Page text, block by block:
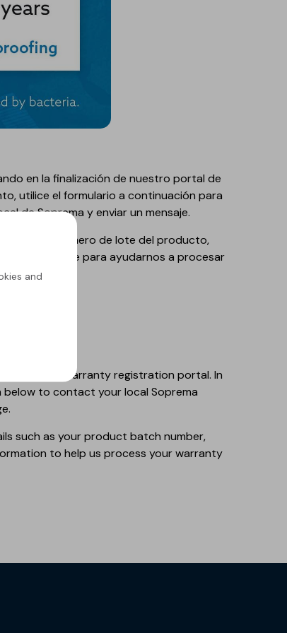
en la finalización de nuestro portal de
utilice el formulario a continuación para
de Soprema y enviar un mensaje.
como el número de lote del producto,
relevante para ayudarnos a procesar
our warranty registration portal. In
below to contact your local Soprema
such as your product batch number,
to help us process your warranty
and